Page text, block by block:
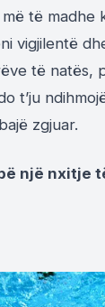
të madhe
vigjilentë
të natës,
t’ju
zgjuar.
një nxitje